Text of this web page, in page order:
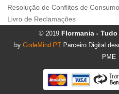
Resolução de Conflitos de Consumo
Livro de Reclamações
© 2019 Flormania -
by CodeMind.PT Parceiro Digital
PME